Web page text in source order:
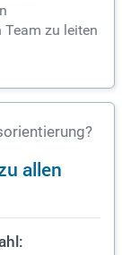
Team zu leiten
allen